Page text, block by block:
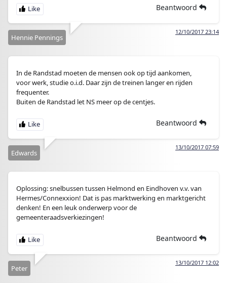
Beantwoord
12/10/2017 23:14
Hennie Pennings
In de Randstad moeten de mensen ook op tijd aankomen,
voor werk, studie o.i.d. Daar zijn de treinen langer en rijden
frequenter.
Buiten de Randstad let NS meer op de centjes.
Beantwoord
13/10/2017 07:59
Edwards
Oplossing: snelbussen tussen Helmond en Eindhoven v.v. van
Hermes/Connexxion! Dat is pas marktwerking en marktgericht
denken! En een leuk onderwerp voor de
gemeenteraadsverkiezingen!
Beantwoord
13/10/2017 12:02
Peter